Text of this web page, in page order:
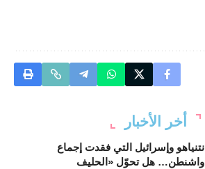
أخر الأخبار
نتنياهو وإسرائيل التي فقدت إجماع
واشنطن… هل تحوّل «الحليف